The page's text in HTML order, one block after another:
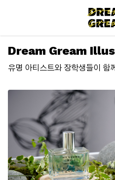
Dream Gream
유명 아티스트와 장학생들이 함